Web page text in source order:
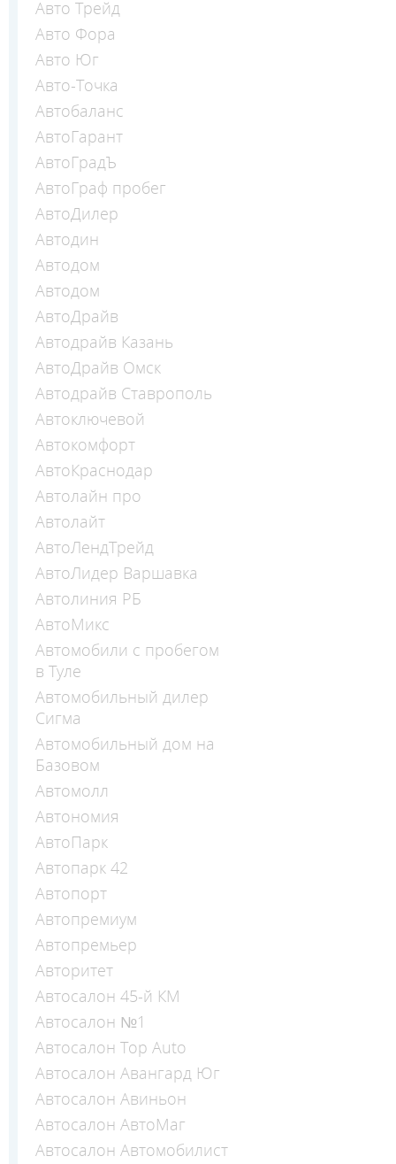
Авто Трейд
Авто Фора
Авто Юг
Авто-Точка
Автобаланс
АвтоГарант
АвтоГрадЪ
АвтоГраф пробег
АвтоДилер
Автодин
Автодом
Автодом
АвтоДрайв
Автодрайв Казань
АвтоДрайв Омск
Автодрайв Ставрополь
Автоключевой
Автокомфорт
АвтоКраснодар
Автолайн про
Автолайт
АвтоЛендТрейд
АвтоЛидер Варшавка
Автолиния РБ
АвтоМикс
Автомобили с пробегом
в Туле
Автомобильный дилер
Сигма
Автомобильный дом на
Базовом
Автомолл
Автономия
АвтоПарк
Автопарк 42
Автопорт
Автопремиум
Автопремьер
Авторитет
Автосалон 45-й КМ
Автосалон №1
Автосалон Top Auto
Автосалон Авангард Юг
Автосалон Авиньон
Автосалон АвтоМаг
Автосалон Автомобилист